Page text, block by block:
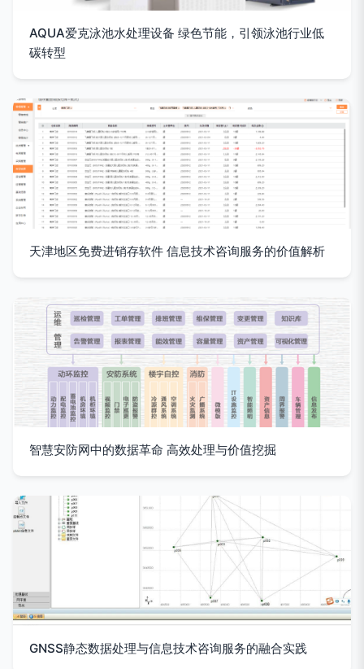
AQUA爱克泳池水处理设备 绿色节能，引领泳池行业低
碳转型
天津地区免费进销存软件 信息技术咨询服务的价值解析
智慧安防网中的数据革命 高效处理与价值挖掘
GNSS静态数据处理与信息技术咨询服务的融合实践